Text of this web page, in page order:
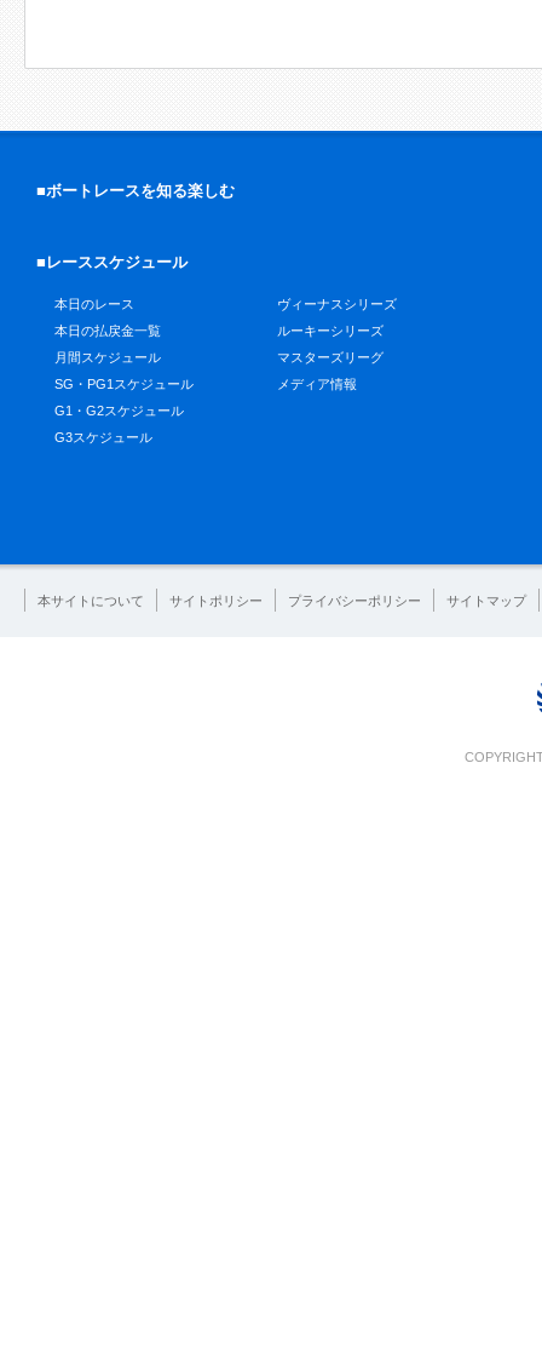
■ボートレースを知る楽しむ
■レーススケジュール
本日のレース
本日の払戻金一覧
月間スケジュール
SG・PG1スケジュール
G1・G2スケジュール
G3スケジュール
ヴィーナスシリーズ
ルーキーシリーズ
マスターズリーグ
メディア情報
本サイトについて サイトポリシー プライバシーポリシー サイトマップ